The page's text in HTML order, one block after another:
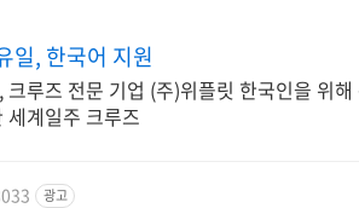
일, 한국어 지원
루즈 전문 기업 (주)위플릿 한국인을 위해
세계일주 크루즈
광고